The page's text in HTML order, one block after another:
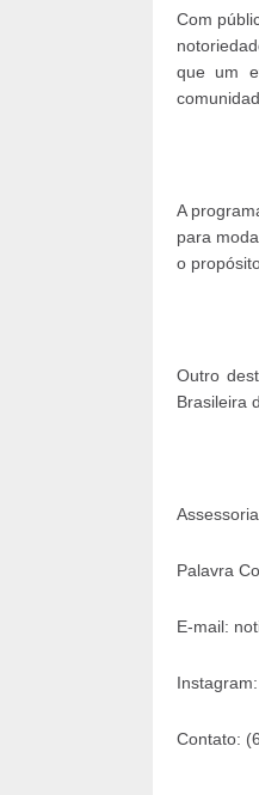
Com
que um
A
para
o
Outro
Brasileira
Palavra
E-mail:
Contato: